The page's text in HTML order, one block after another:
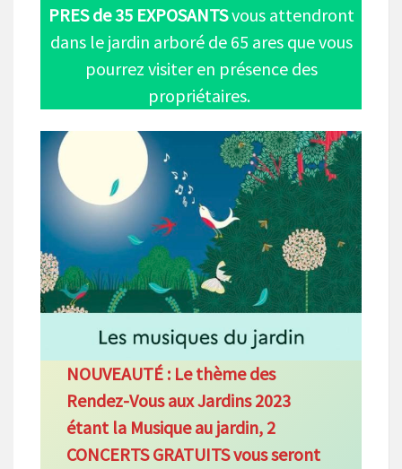
PRES de 35 EXPOSANTSvous attendront
dans le jardin arboré de 65 ares que vous
pourrez visiter en présence des
propriétaires.
NOUVEAUTÉ : Le thème des
Rendez-Vous auxJardins 2023
étant la Musique au jardin, 2
CONCERTS GRATUITSvous seront